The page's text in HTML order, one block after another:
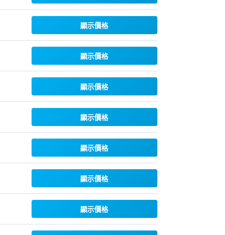
顯示價格
顯示價格
顯示價格
顯示價格
顯示價格
顯示價格
顯示價格